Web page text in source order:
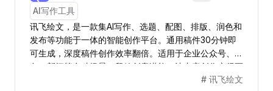
AI写作工具
讯飞绘文，是一款集AI写作、选题、配图、排版、润色和
发布等功能于一体的智能创作平台。通用稿件30分钟即
可生成，深度稿件创作效率翻倍。适用于企业公众号、头
条、新闻等多种场景。释放创意潜能，让内容创作变得更
# 讯飞绘文